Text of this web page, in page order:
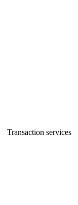
Transaction services